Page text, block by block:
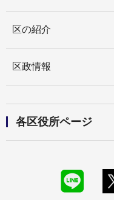
区の紹介
区政情報
各区役所ページ